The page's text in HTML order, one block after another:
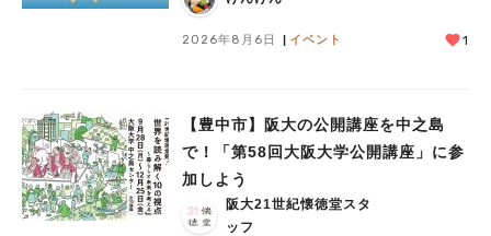
2026年8月6日 イベント 1
【豊中市】阪大の公開講座を中之島
で！「第58回大阪大学公開講座」に参
加しよう
阪大21世紀懐徳堂スタ
ッフ